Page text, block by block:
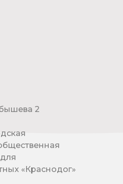
2
«Краснодог»